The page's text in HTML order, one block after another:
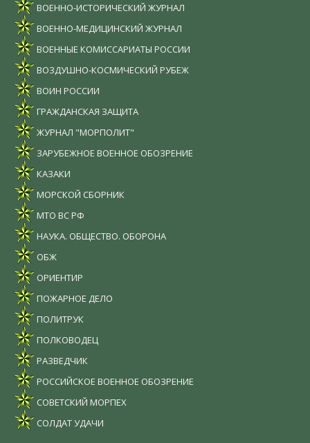
ВОЕННО-ИСТОРИЧЕСКИЙ ЖУРНАЛ
ВОЕННО-МЕДИЦИНСКИЙ ЖУРНАЛ
ВОЕННЫЕ КОМИССАРИАТЫ РОССИИ
ВОЗДУШНО-КОСМИЧЕСКИЙ РУБЕЖ
ВОИН РОССИИ
ГРАЖДАНСКАЯ ЗАЩИТА
ЖУРНАЛ "МОРПОЛИТ"
ЗАРУБЕЖНОЕ ВОЕННОЕ ОБОЗРЕНИЕ
КАЗАКИ
МОРСКОЙ СБОРНИК
МТО ВС РФ
НАУКА. ОБЩЕСТВО. ОБОРОНА
ОБЖ
ОРИЕНТИР
ПОЖАРНОЕ ДЕЛО
ПОЛИТРУК
ПОЛКОВОДЕЦ
РАЗВЕДЧИК
РОССИЙСКОЕ ВОЕННОЕ ОБОЗРЕНИЕ
СОВЕТСКИЙ МОРПЕХ
СОЛДАТ УДАЧИ